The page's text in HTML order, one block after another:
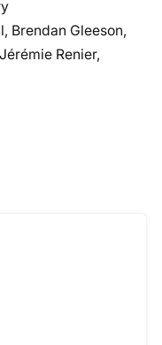
Brendan Gleeson,
Renier,